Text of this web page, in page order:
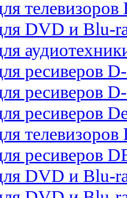
телевизоров
DVD и Blu-
ресиверов
ресиверов
ресиверов
телевизоров
ресиверов
DVD и Blu-